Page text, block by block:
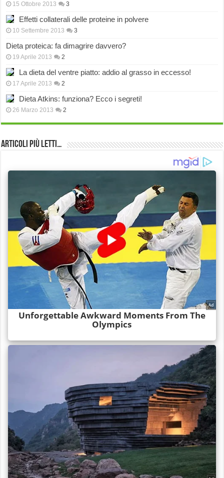
15 Ottobre 2013 3
Effetti collaterali delle proteine in polvere
10 Settembre 2013 3
Dieta proteica: fa dimagrire davvero?
19 Aprile 2013 2
La dieta del ventre piatto: addio al grasso in eccesso!
17 Aprile 2013 2
Dieta Atkins: funziona? Ecco i segreti!
26 Marzo 2013 2
Articoli più Letti…